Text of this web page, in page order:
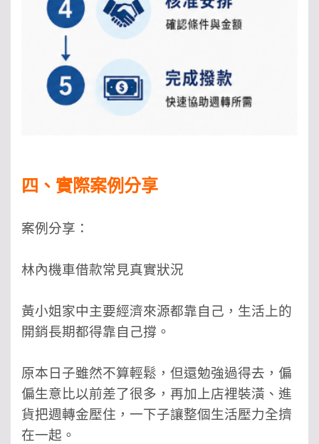
四、實際案例分享
案例分享：
林內機車借款常見真實狀況
黃小姐家中主要經濟來源都靠自己，生活上的
開銷長期都得靠自己撐。
原本日子雖然不算輕鬆，但還勉強過得去，偏
偏生意比以前差了很多，再加上店裡裝潢、進
貨把週轉金壓住，一下子讓整個生活壓力全擠
在一起。